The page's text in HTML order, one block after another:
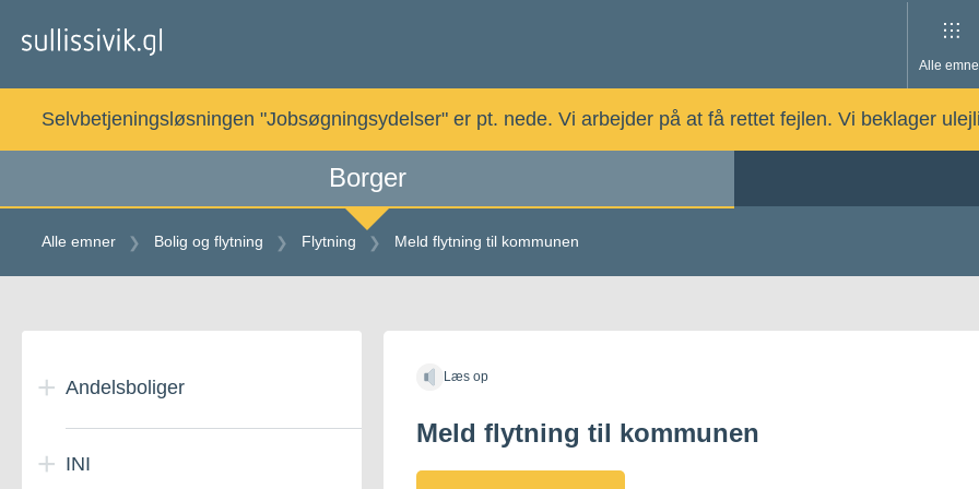
Alle
Selvbetjeningsløsningen "Jobsøgningsydelser" er pt. nede. Vi arbejder på at få rettet fejlen. Vi beklager
Borger
Alle emner Bolig og flytning Flytning Meld flytning til kommunen
indholdetAndelsboliger
INI
Læs op
Meld flytning til kommunen